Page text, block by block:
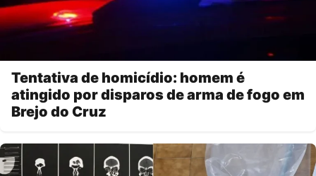
Tentativa de homicídio: homem é
atingido por disparos de arma de fogo em
Brejo do Cruz